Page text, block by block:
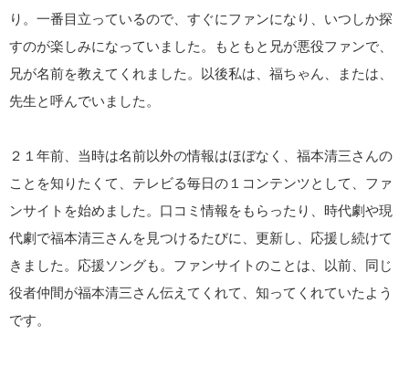
り。一番目立っているので、すぐにファンになり、いつしか探
すのが楽しみになっていました。もともと兄が悪役ファンで、
兄が名前を教えてくれました。以後私は、福ちゃん、または、
先生と呼んでいました。
２１年前、当時は名前以外の情報はほぼなく、福本清三さんの
ことを知りたくて、テレビる毎日の１コンテンツとして、ファ
ンサイトを始めました。口コミ情報をもらったり、時代劇や現
代劇で福本清三さんを見つけるたびに、更新し、応援し続けて
きました。応援ソングも。ファンサイトのことは、以前、同じ
役者仲間が福本清三さん伝えてくれて、知ってくれていたよう
です。